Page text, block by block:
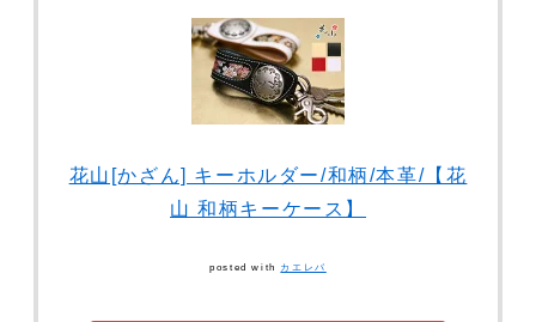
花山[かざん] キーホルダー/和柄/本革/【花
山 和柄キーケース】
posted with カエレバ